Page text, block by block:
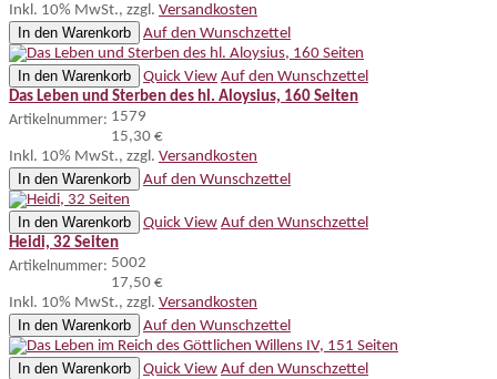
Inkl. 10% MwSt., zzgl. Versandkosten
In den Warenkorb
Auf den Wunschzettel
In den Warenkorb Quick View Auf den Wunschzettel
Das Leben und Sterben des hl. Aloysius, 160 Seiten
Artikelnummer: 1579
15,30 €
Inkl. 10% MwSt., zzgl. Versandkosten
In den Warenkorb
Auf den Wunschzettel
In den Warenkorb Quick View Auf den Wunschzettel
Heidi, 32 Seiten
Artikelnummer: 5002
17,50 €
Inkl. 10% MwSt., zzgl. Versandkosten
In den Warenkorb
Auf den Wunschzettel
In den Warenkorb Quick View Auf den Wunschzettel